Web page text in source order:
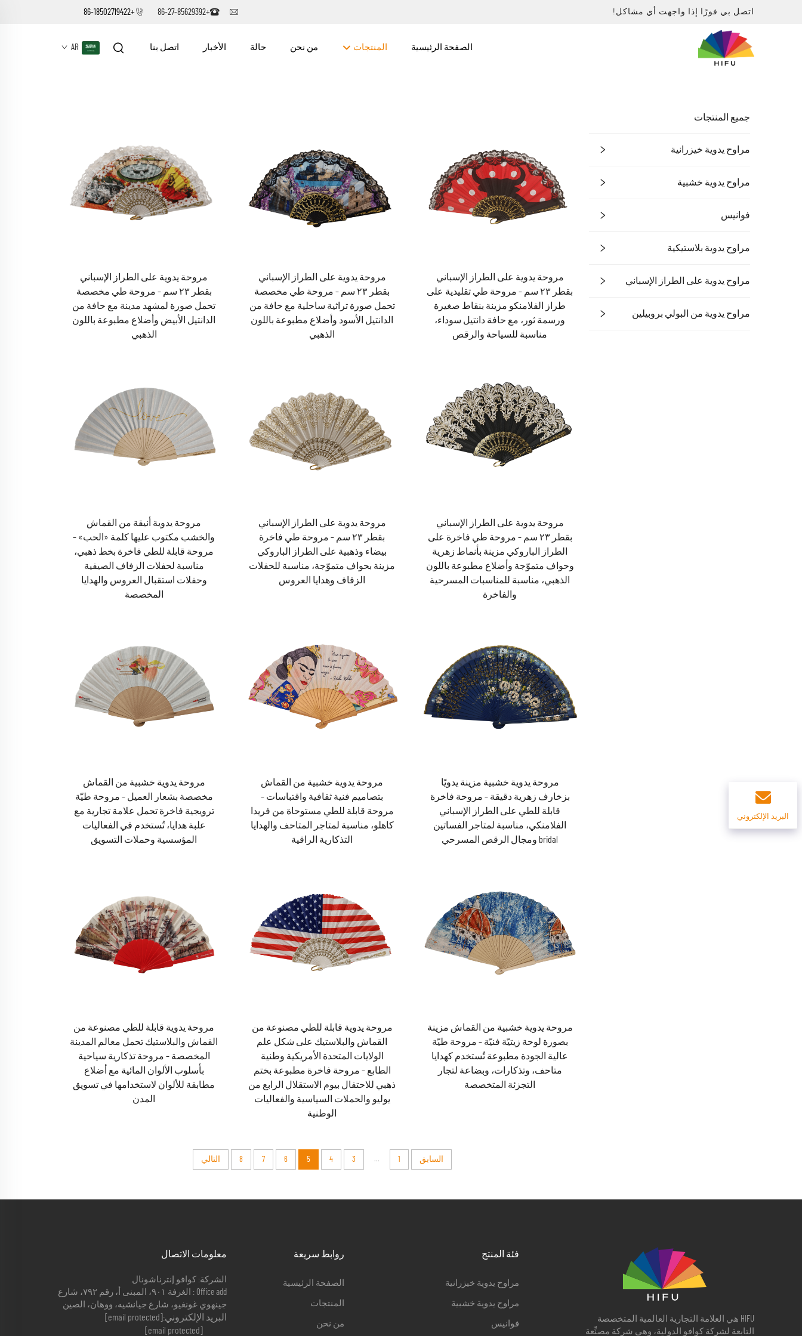
اتصل بي فورًا إذا واجهت أي مشاكل! +86-27-85629392
+86-18502719422
الصفحة الرئيسية المنتجات من نحن حالة الأخبار اتصل بنا AR
جميع المنتجات
مراوح يدوية خيزرانية
مراوح يدوية خشبية
فوانيس
مراوح يدوية بلاستيكية
مراوح يدوية على الطراز الإسباني
مراوح يدوية من البولي بروبيلين
مروحة يدوية على الطراز الإسباني
بقطر ٢٣ سم – مروحة طي تقليدية على
طراز الفلامنكو مزينة بنقاط صغيرة
ورسمة ثور، مع حافة دانتيل سوداء،
مناسبة للسياحة والرقص
مروحة يدوية على الطراز الإسباني
بقطر ٢٣ سم – مروحة طي مخصصة
تحمل صورة تراثية ساحلية مع حافة من
الدانتيل الأسود وأضلاع مطبوعة باللون
الذهبي
مروحة يدوية على الطراز الإسباني
بقطر ٢٣ سم – مروحة طي مخصصة
تحمل صورة لمشهد مدينة مع حافة من
الدانتيل الأبيض وأضلاع مطبوعة باللون
الذهبي
مروحة يدوية على الطراز الإسباني
بقطر ٢٣ سم – مروحة طي فاخرة على
الطراز الباروكي مزينة بأنماط زهرية
وحواف متموّجة وأضلاع مطبوعة باللون
الذهبي، مناسبة للمناسبات المسرحية
والفاخرة
مروحة يدوية على الطراز الإسباني
بقطر ٢٣ سم – مروحة طي فاخرة
بيضاء وذهبية على الطراز الباروكي
مزينة بحواف متموّجة، مناسبة للحفلات
الزفاف وهدايا العروس
مروحة يدوية أنيقة من القماش
والخشب مكتوب عليها كلمة «الحب» –
مروحة قابلة للطي فاخرة بخط ذهبي،
مناسبة لحفلات الزفاف الصيفية
وحفلات استقبال العروس والهدايا
المخصصة
مروحة يدوية خشبية مزينة يدويًا
بزخارف زهرية دقيقة – مروحة فاخرة
قابلة للطي على الطراز الإسباني
الفلامنكي، مناسبة لمتاجر الفساتين
bridal ومجال الرقص المسرحي
مروحة يدوية خشبية من القماش
بتصاميم فنية ثقافية واقتباسات –
مروحة قابلة للطي مستوحاة من فريدا
كاهلو، مناسبة لمتاجر المتاحف والهدايا
التذكارية الراقية
مروحة يدوية خشبية من القماش
مخصصة بشعار العميل – مروحة طيّة
ترويجية فاخرة تحمل علامة تجارية مع
علبة هدايا، تُستخدم في الفعاليات
المؤسسية وحملات التسويق
مروحة يدوية خشبية من القماش مزينة
بصورة لوحة زيتيّة فنيّة – مروحة طيّة
عالية الجودة مطبوعة تُستخدم كهدايا
متاحف، وتذكارات، وبضاعة لتجار
التجزئة المتخصصة
مروحة يدوية قابلة للطي مصنوعة من
القماش والبلاستيك على شكل علم
الولايات المتحدة الأمريكية وطنية
الطابع – مروحة فاخرة مطبوعة بختم
ذهبي للاحتفال بيوم الاستقلال الرابع من
يوليو والحملات السياسية والفعاليات
الوطنية
مروحة يدوية قابلة للطي مصنوعة من
القماش والبلاستيك تحمل معالم المدينة
المخصصة – مروحة تذكارية سياحية
بأسلوب الألوان المائية مع أضلاع
مطابقة للألوان لاستخدامها في تسويق
المدن
السابق 1
...
3
4
5
6
7
8 التالي
البريد الإلكتروني
HIFU هي العلامة التجارية العالمية المتخصصة
التابعة لشركة كوافو الدولية، وهي شركة مصنِّعة
فئة المنتج
مراوح يدوية خيزرانية
مراوح يدوية خشبية
فوانيس
روابط سريعة
الصفحة الرئيسية
المنتجات
من نحن
معلومات الاتصال
الشركة: كوافو إنترناشونال
Office add : الغرفة ٩٠١، المبنى أ، رقم ٧٩٢، شارع
جينهوي غونغيو، شارع جيانشيه، ووهان، الصين
البريد الإلكتروني: